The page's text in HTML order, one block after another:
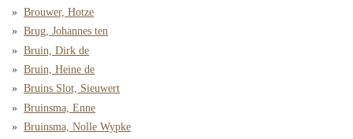
Brouwer, Hotze
Brug, Johannes ten
Bruin, Dirk de
Bruin, Heine de
Bruins Slot, Sieuwert
Bruinsma, Enne
Bruinsma, Nolle Wypke